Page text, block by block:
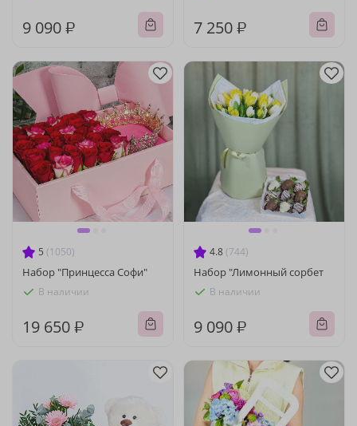
9 090 ₽ 7 250 ₽
5 (1050)
Набор "Принцесса Софи"
В наличии
19 650 ₽
4.8 (744)
Набор "Лимонный сорбет
В наличии
9 090 ₽